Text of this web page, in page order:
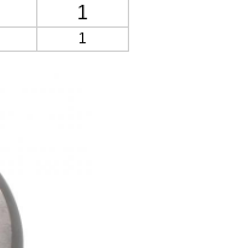
1
1